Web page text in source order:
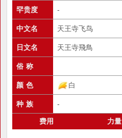
罕贵度 -
中文名 天王寺飞鸟
日文名 天王寺飛鳥
俗 称
颜 色 白
种 族 -
费用 力量